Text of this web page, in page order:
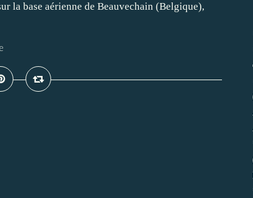
la base aérienne de Beauvechain (Belgique),